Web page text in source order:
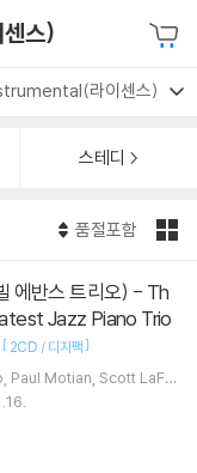
스)
라이센스)
스테디
품절포함
Jazz Piano Trio
[ 2CD / 디지팩]
Paul Motian Scott LaFar